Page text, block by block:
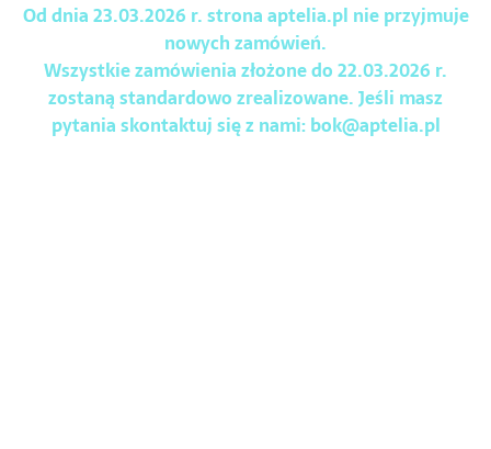
Od dnia 23.03.2026 r. strona aptelia.pl nie przyjmuje
nowych zamówień.
Wszystkie zamówienia złożone do 22.03.2026 r.
zostaną standardowo zrealizowane. Jeśli masz
pytania skontaktuj się z nami:bok@aptelia.pl